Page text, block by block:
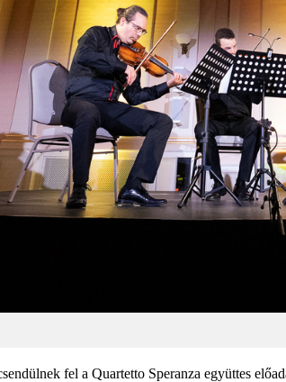
fel a Quartetto Speranza együttes